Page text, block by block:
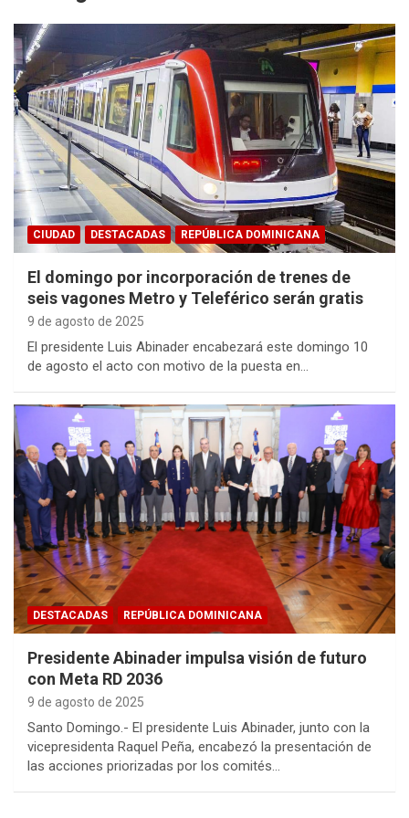
CIUDAD DESTACADAS REPÚBLICA DOMINICANA
El domingo por incorporación de trenes de
seis vagones Metro y Teleférico serán gratis
9 de agosto de 2025
El presidente Luis Abinader encabezará este domingo 10
de agosto el acto con motivo de la puesta en…
DESTACADAS REPÚBLICA DOMINICANA
Presidente Abinader impulsa visión de futuro
con Meta RD 2036
9 de agosto de 2025
Santo Domingo.- El presidente Luis Abinader, junto con la
vicepresidenta Raquel Peña, encabezó la presentación de
las acciones priorizadas por los comités…